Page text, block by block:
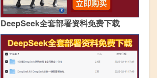
DeepSeek全套部署资料免费下载